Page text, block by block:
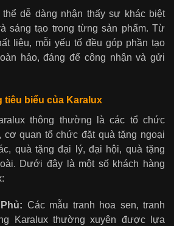
dễ dàng nhận thấy sự khác biệt
sáng tạo trong từng sản phẩm. Từ
liệu, mỗi yếu tố đều góp phần tạo
hảo, đáng để công nhận và gửi
tiêu biểu của Karalux
thông thường là các tổ chức
cơ quan tổ chức đặt quà tặng ngoại
quà tặng đại lý, đại hội, quà tặng
Dưới đây là một số khách hàng
Các mẫu tranh hoa sen, tranh
Karalux thường xuyên được lựa